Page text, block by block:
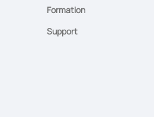
Formation
Support